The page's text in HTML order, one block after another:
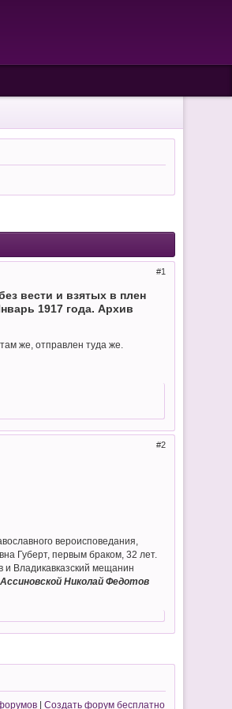
1
вести и взятых в плен
1917 года. Архив
же, отправлен туда же.
2
вероисповедания,
Губерт, первым браком, 32 лет.
и Владикавказский мещанин
Николай Федотов
|Создать форум бесплатно